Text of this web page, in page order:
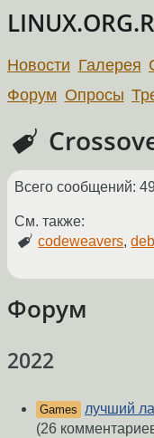
Новости Галерея
Форум Опросы
Всего сообщений: 49
См. также:
codeweavers,
Форум
2022
Games
лучший
(26